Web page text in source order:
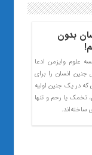
بدون
علوم وایزمن ادعا
جنین انسان را برای
در یک جنین اولیه
تخمک یا رحم و تنها
ساخته‌اند.